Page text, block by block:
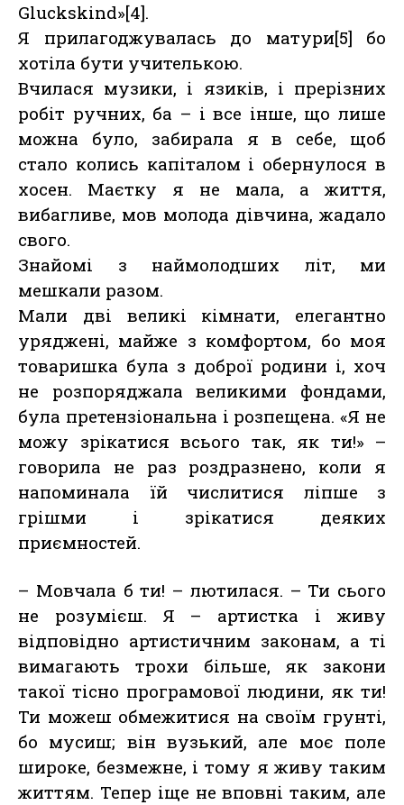
Gluckskind»[4].
Я прилагоджувалась до матури[5] бо
хотіла бути учителькою.
Вчилася музики, і язиків, і прерізних
робіт ручних, ба – і все інше, що лише
можна було, забирала я в себе, щоб
стало колись капіталом і обернулося в
хосен. Маєтку я не мала, а життя,
вибагливе, мов молода дівчина, жадало
свого.
Знайомі з наймолодших літ, ми
мешкали разом.
Мали дві великі кімнати, елегантно
уряджені, майже з комфортом, бо моя
товаришка була з доброї родини і, хоч
не розпоряджала великими фондами,
була претензіональна і розпещена. «Я не
можу зрікатися всього так, як ти!» –
говорила не раз роздразнено, коли я
напоминала їй числитися ліпше з
грішми і зрікатися деяких
приємностей.
– Мовчала б ти! – лютилася. – Ти сього
не розумієш. Я – артистка і живу
відповідно артистичним законам, а ті
вимагають трохи більше, як закони
такої тісно програмової людини, як ти!
Ти можеш обмежитися на своїм грунті,
бо мусиш; він вузький, але моє поле
широке, безмежне, і тому я живу таким
життям. Тепер іще не вповні таким, але